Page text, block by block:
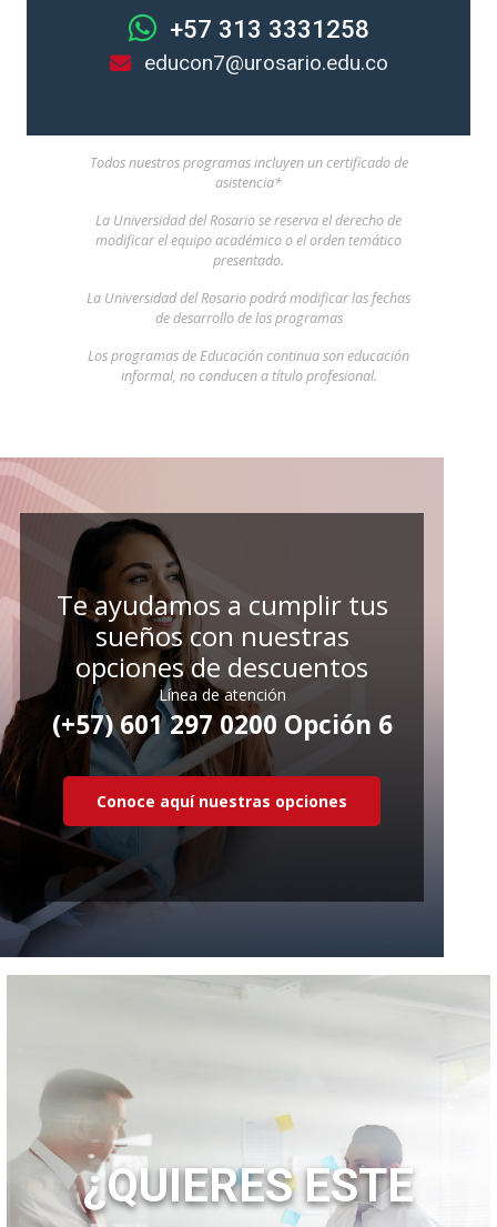
+57 313 3331258
educon7@urosario.edu.co
Todos nuestros programas incluyen un certificado de
asistencia*
La Universidad del Rosario se reserva el derecho de
modificar el equipo académico o el orden temático
presentado.
La Universidad del Rosario podrá modificar las fechas
de desarrollo de los programas
Los programas de Educación continua son educación
informal, no conducen a título profesional.
Te ayudamos a cumplir tus
sueños con nuestras
opciones de descuentos
Línea de atención
(+57) 601 297 0200 Opción 6
Conoce aquí nuestras opciones
¿QUIERES ESTE